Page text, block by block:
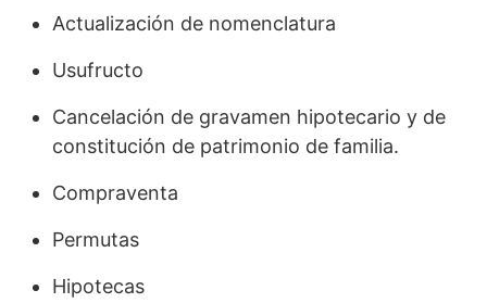
Actualización de nomenclatura
Usufructo
Cancelación de gravamen hipotecario y de
constitución de patrimonio de familia.
Compraventa
Permutas
Hipotecas